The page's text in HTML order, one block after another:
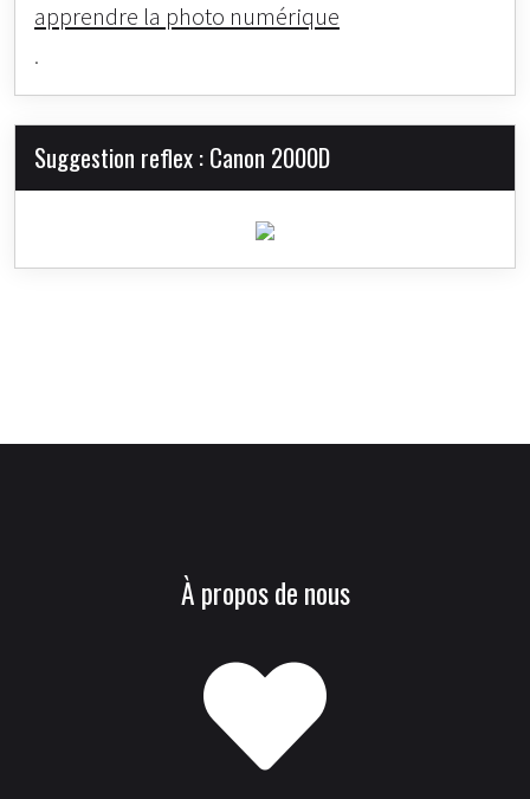
apprendre la photo numérique
.
Suggestion reflex : Canon 2000D
À propos de nous